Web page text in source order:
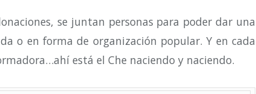
se juntan personas para poder dar una
o en forma de organización popular. Y en cada
está el Che naciendo y naciendo.